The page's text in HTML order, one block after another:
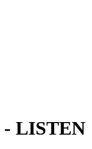
- LISTEN